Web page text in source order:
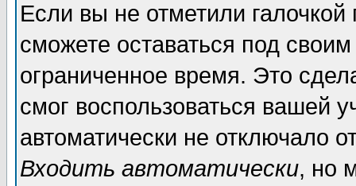
Если вы не отметили галочкой
сможете оставаться под
ограниченное время. Это
смог воспользоваться вашей
автоматически не отключало
Входить автоматически, но